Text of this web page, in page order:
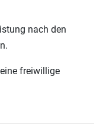
nach den
freiwillige